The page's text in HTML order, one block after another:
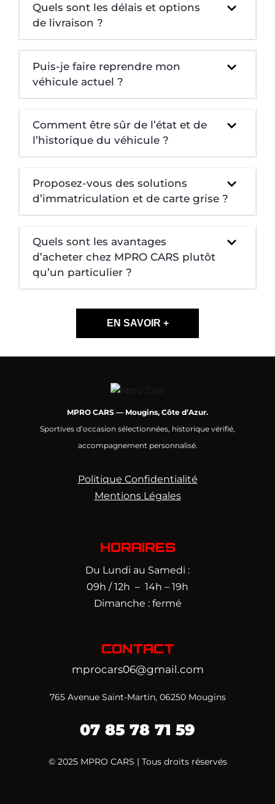
Quels sont les délais et options
de livraison ?
Puis-je faire reprendre mon
véhicule actuel ?
Comment être sûr de l’état et de
l’historique du véhicule ?
Proposez-vous des solutions
d’immatriculation et de carte grise ?
Quels sont les avantages
d’acheter chez MPRO CARS plutôt
qu’un particulier ?
EN SAVOIR +
MPRO CARS — Mougins, Côte d’Azur.
Sportives d’occasion sélectionnées, historique vérifié,
accompagnement personnalisé.
Politique Confidentialité
Mentions Légales
HORAIRES
Du Lundi au Samedi :
09h / 12h – 14h – 19h
Dimanche : fermé
CONTACT
mprocars06@gmail.com
765 Avenue Saint-Martin, 06250 Mougins
07 85 78 71 59‬
© 2025 MPRO CARS | Tous droits réservés